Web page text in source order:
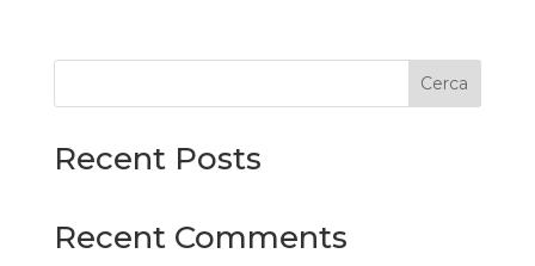
Cerca
Recent Posts
Recent Comments